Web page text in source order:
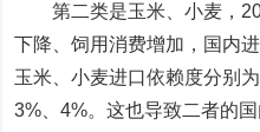
第二类是玉米、小麦，
下降、饲用消费增加，国内
玉米、小麦进口依赖度分别
3%、4%。这也导致二者的